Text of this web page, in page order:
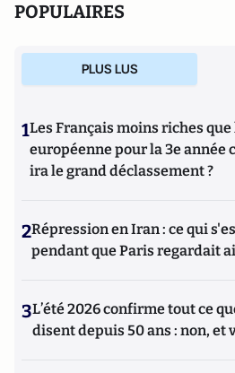
POPULAIRES
PLUS LUS
1Les Français moins riches
européenne pour la 3e année
ira le grand déclassement ?
2Répression en Iran : ce qui
pendant que Paris regardait
3L’été 2026 confirme tout ce
disent depuis 50 ans : non, et